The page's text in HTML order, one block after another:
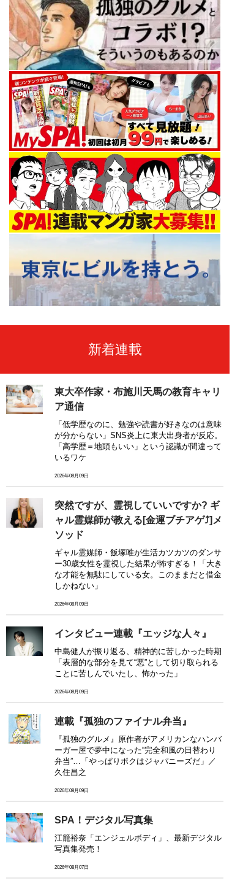
新着連載
東大卒作家・布施川天馬の教育キャリ
ア通信
「低学歴なのに、勉強や読書が好きなのは意味
が分からない」SNS炎上に東大出身者が反応。
「高学歴＝地頭もいい」という認識が間違って
いるワケ
2026年08月09日
突然ですが、霊視していいですか? ギ
ャル霊媒師が教える[金運ブチアゲ⤴]メ
ソッド
ギャル霊媒師・飯塚唯が生活カツカツのダンサ
ー30歳女性を霊視した結果が怖すぎる！「大き
な才能を無駄にしている女。このままだと借金
しかねない」
2026年08月09日
インタビュー連載『エッジな人々』
中島健人が振り返る、精神的に苦しかった時期
「表層的な部分を見て“悪”として切り取られる
ことに苦しんでいたし、怖かった」
2026年08月09日
連載『孤独のファイナル弁当』
『孤独のグルメ』原作者がアメリカンなハンバ
ーガー屋で夢中になった“完全和風の日替わり
弁当”…「やっぱりボクはジャパニーズだ」／
久住昌之
2026年08月09日
SPA！デジタル写真集
江籠裕奈「エンジェルボディ」、最新デジタル
写真集発売！
2026年08月07日